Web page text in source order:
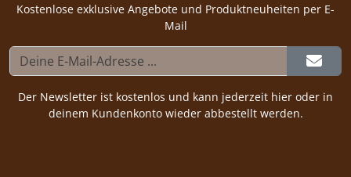
Kostenlose exklusive Angebote und Produktneuheiten per E-
Mail
Der Newsletter ist kostenlos und kann jederzeit hier oder in
deinem Kundenkonto wieder abbestellt werden.